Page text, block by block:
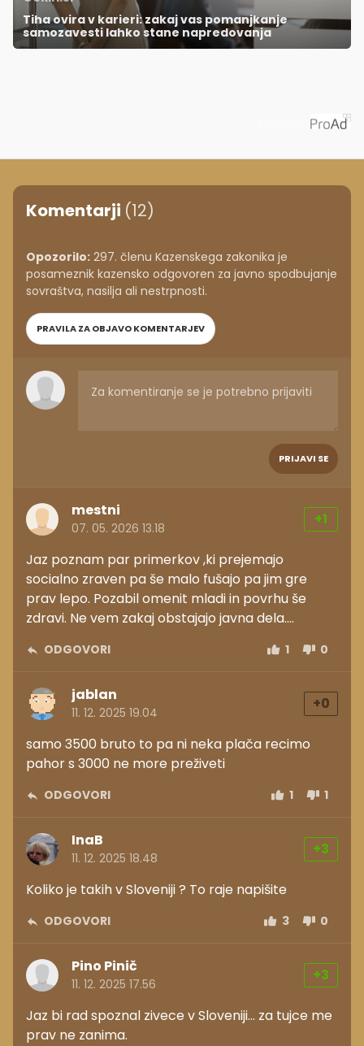
Tiha ovira v karieri: zakaj vas pomanjkanje
samozavesti lahko stane napredovanja
Komentarji (12)
Opozorilo: 297. členu Kazenskega zakonika je
posameznik kazensko odgovoren za javno spodbujanje
sovraštva, nasilja ali nestrpnosti.
PRAVILA ZA OBJAVO KOMENTARJEV
PRIJAVI SE
mestni
07. 05. 2026 13.18
+1
Jaz poznam par primerkov ,ki prejemajo
socialno zraven pa še malo fušajo pa jim gre
prav lepo. Pozabil omenit mladi in povrhu še
zdravi. Ne vem zakaj obstajajo javna dela....
ODGOVORI 1 0
jablan
11. 12. 2025 19.04
+0
samo 3500 bruto to pa ni neka plača recimo
pahor s 3000 ne more preživeti
ODGOVORI 1 1
InaB
11. 12. 2025 18.48
+3
Koliko je takih v Sloveniji ? To raje napišite
ODGOVORI 3 0
Pino Pinič
11. 12. 2025 17.56
+3
Jaz bi rad spoznal zivece v Sloveniji... za tujce me
prav ne zanima.